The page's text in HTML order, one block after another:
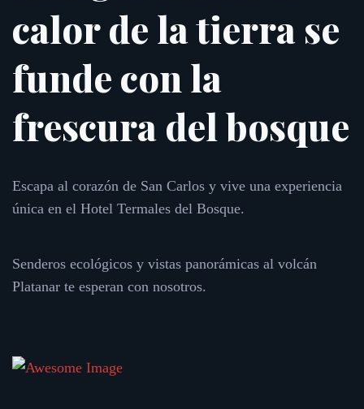
calor de la tierra se
funde con la
frescura del bosque
Escapa al corazón de San Carlos y vive una experiencia
única en el Hotel Termales del Bosque.
Senderos ecológicos y vistas panorámicas al volcán
Platanar te esperan con nosotros.